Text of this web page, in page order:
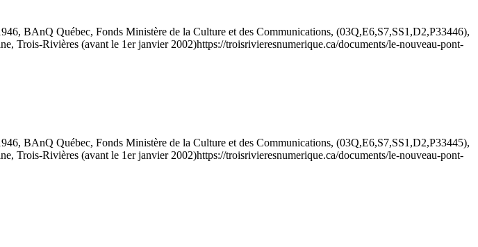
BAnQ Québec, Fonds Ministère de la Culture et des Communications, (03Q,E6,S7,SS1,D2,P33446),
Trois-Rivières (avant le 1er janvier 2002)https://troisrivieresnumerique.ca/documents/le-nouveau-pont-
BAnQ Québec, Fonds Ministère de la Culture et des Communications, (03Q,E6,S7,SS1,D2,P33445),
Trois-Rivières (avant le 1er janvier 2002)https://troisrivieresnumerique.ca/documents/le-nouveau-pont-